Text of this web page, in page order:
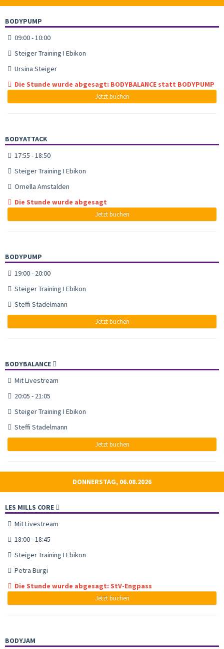
BODYPUMP
09:00 - 10:00
Steiger Training I Ebikon
Ursina Steiger
Die Stunde wurde abgesagt: BODYBALANCE statt BODYPUMP
Jetzt buchen
BODYATTACK
17:55 - 18:50
Steiger Training I Ebikon
Ornella Amstalden
Die Stunde wurde abgesagt
Jetzt buchen
BODYPUMP
19:00 - 20:00
Steiger Training I Ebikon
Steffi Stadelmann
Jetzt buchen
BODYBALANCE
Mit Livestream
20:05 - 21:05
Steiger Training I Ebikon
Steffi Stadelmann
Jetzt buchen
DONNERSTAG, 06.08.2026
LES MILLS CORE
Mit Livestream
18:00 - 18:45
Steiger Training I Ebikon
Petra Bürgi
Die Stunde wurde abgesagt: StV-Engpass
Jetzt buchen
BODYJAM